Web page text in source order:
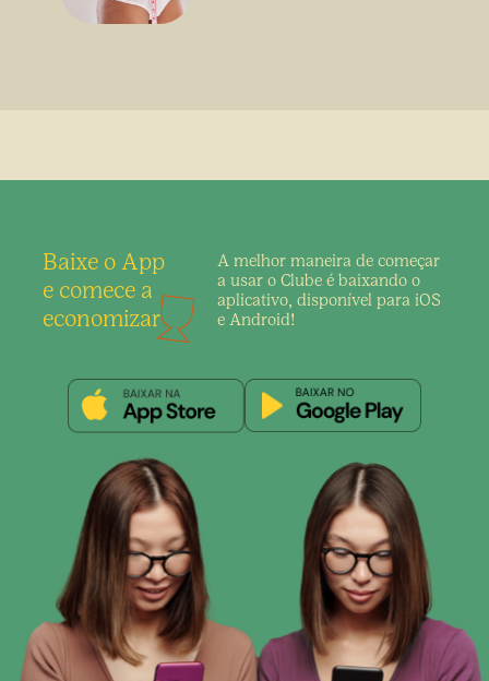
Baixe o App
e comece a
economizar
A melhor maneira de começar
a usar o Clube é baixando o
aplicativo, disponível para iOS
e Android!